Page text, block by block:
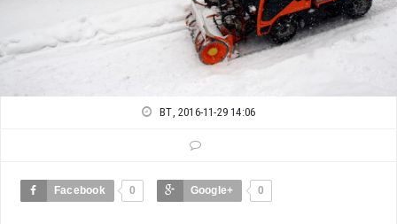
ВТ, 2016-11-29 14:06
Facebook 0 Google+ 0